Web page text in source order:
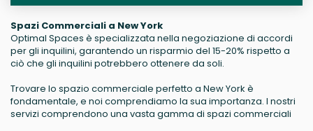
Spazi Commerciali a New York
Optimal Spaces è specializzata nella negoziazione di accordi
per gli inquilini, garantendo un risparmio del 15-20% rispetto a
ciò che gli inquilini potrebbero ottenere da soli.
Trovare lo spazio commerciale perfetto a New York è
fondamentale, e noi comprendiamo la sua importanza. I nostri
servizi comprendono una vasta gamma di spazi commerciali